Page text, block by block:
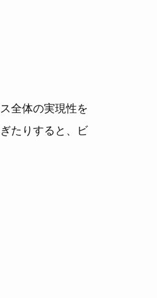
全体の実現性を
たりすると、ビ